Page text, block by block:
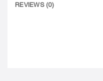
REVIEWS (0)